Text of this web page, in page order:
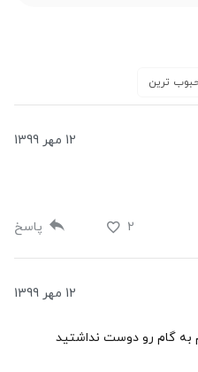
ترین
12 مهر 1399
2 پاسخ
12 مهر 1399
به گام رو دوست نداشتید